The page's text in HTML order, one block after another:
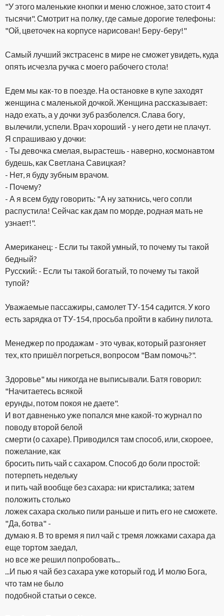
"У этого маленькие кнопки и меню сложное, зато стоит 4
тысячи". Смотрит на полку, где самые дорогие телефоны:
"Ой, цветочек на корпусе нарисован! Беру-беру!"
Самый лучший экстрасенс в мире не сможет увидеть, куда
опять исчезла ручка с моего рабочего стола!
Едем мы как-то в поезде. На остановке в купе заходят
женщина с маленькой дочкой. Женщина рассказывает:
надо ехать, а у дочки зуб разболелся. Слава богу,
вылечили, успели. Врач хороший - у него дети не плачут.
Я спрашиваю у дочки:
- Ты девочка смелая, вырастешь - наверно, космонавтом
будешь, как Светлана Савицкая?
- Нет, я буду зубным врачом.
- Почему?
- А я всем буду говорить: "А ну заткнись, чего сопли
распустила! Сейчас как дам по морде, родная мать не
узнает!".
Американец: - Если ты такой умный, то почему ты такой
бедный?
Русский: - Если ты такой богатый, то почему ты такой
тупой?
Уважаемые пассажиры, самолет ТУ-154 садится. У кого
есть зарядка от ТУ-154, просьба пройти в кабину пилота.
Менеджер по продажам - это чувак, который разгоняет
тех, кто пришёл погреться, вопросом "Вам помочь?".
Здоровье" мы никогда не выписывали. Батя говорил:
"Начитаетесь всякой
ерунды, потом покоя не даете".
И вот давненько уже попался мне какой-то журнал по
поводу второй белой
смерти (о сахаре). Приводился там способ, или, скороее,
пожелание, как
бросить пить чай с сахаром. Способ до боли простой:
потерпеть недельку
и пить чай вообще без сахара: ни кристалика; затем
положить столько
ложек сахара сколько пили раньше и пить его не сможете.
"Да, ботва" -
думаю я. В то время я пил чай с тремя ложками сахара да
еще тортом заедал,
но все же решил попробовать...
...И пью я чай без сахара уже который год. И молю Бога,
что там не было
подобной статьи о сексе.